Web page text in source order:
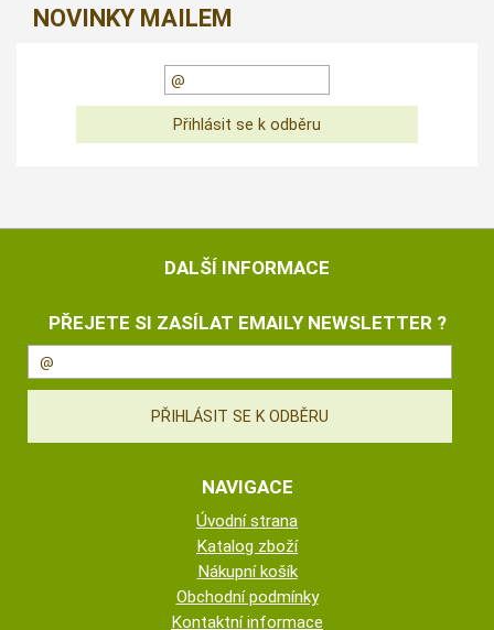
NOVINKY MAILEM
DALŠÍ INFORMACE
PŘEJETE SI ZASÍLAT EMAILY NEWSLETTER ?
NAVIGACE
Úvodní strana
Katalog zboží
Nákupní košík
Obchodní podmínky
Kontaktní informace